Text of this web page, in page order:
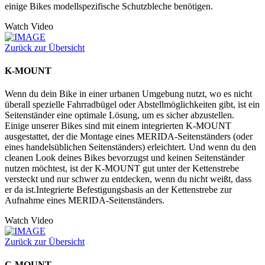
einige Bikes modellspezifische Schutzbleche benötigen.
Watch Video
Zurück zur Übersicht
K-MOUNT
Wenn du dein Bike in einer urbanen Umgebung nutzt, wo es nicht
überall spezielle Fahrradbügel oder Abstellmöglichkeiten gibt, ist ein
Seitenständer eine optimale Lösung, um es sicher abzustellen.
Einige unserer Bikes sind mit einem integrierten K-MOUNT
ausgestattet, der die Montage eines MERIDA-Seitenständers (oder
eines handelsüblichen Seitenständers) erleichtert. Und wenn du den
cleanen Look deines Bikes bevorzugst und keinen Seitenständer
nutzen möchtest, ist der K-MOUNT gut unter der Kettenstrebe
versteckt und nur schwer zu entdecken, wenn du nicht weißt, dass
er da ist.Integrierte Befestigungsbasis an der Kettenstrebe zur
Aufnahme eines MERIDA-Seitenständers.
Watch Video
Zurück zur Übersicht